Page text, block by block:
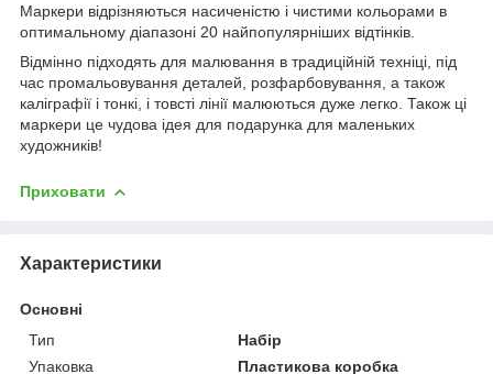
Маркери відрізняються насиченістю і чистими кольорами в
оптимальному діапазоні 20 найпопулярніших відтінків.
Відмінно підходять для малювання в традиційній техніці, під
час промальовування деталей, розфарбовування, а також
каліграфії і тонкі, і товсті лінії малюються дуже легко. Також ці
маркери це чудова ідея для подарунка для маленьких
художників!
Приховати
Характеристики
Основні
Тип
Набір
Упаковка
Пластикова коробка